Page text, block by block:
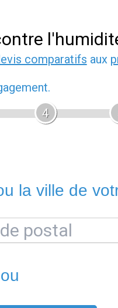
comparatifs aux
4
la ville de
ou